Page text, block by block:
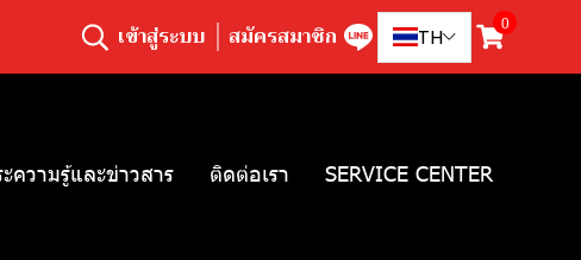
เข้าสู่ระบบ สมัครสมาชิก TH
0
ะความรู้และข่าวสาร ติดต่อเรา SERVICE CENTER